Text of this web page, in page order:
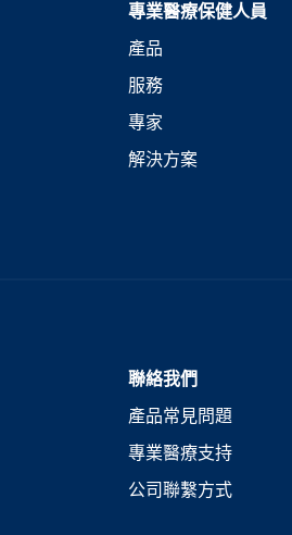
專業醫療保健人員
產品
服務
專家
解決方案
聯絡我們
產品常見問題
專業醫療支持
公司聯繫方式